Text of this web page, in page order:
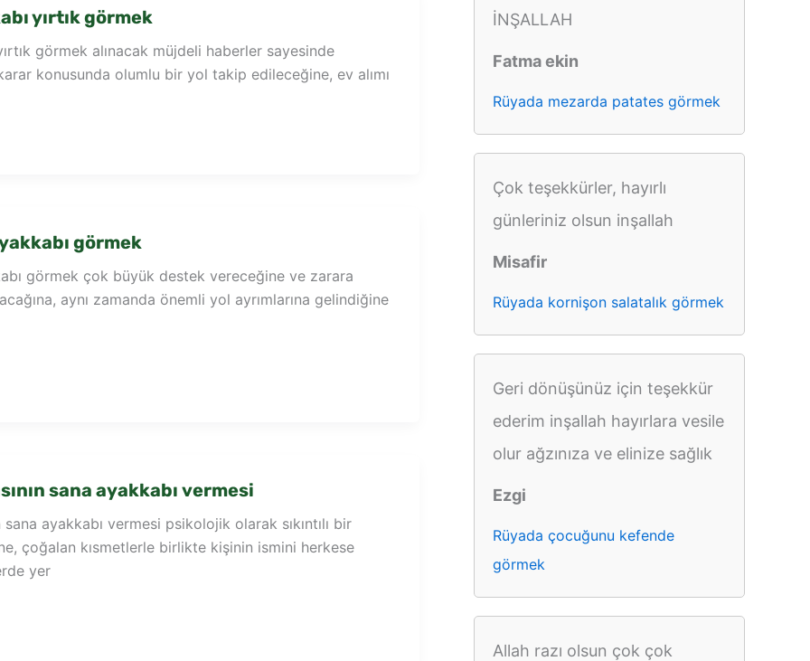
yırtık görmek
görmek alınacak müjdeli haberler sayesinde
konusunda olumlu bir yol takip edileceğine, ev alımı
görmek
görmek çok büyük destek vereceğine ve zarara
aynı zamanda önemli yol ayrımlarına gelindiğine
sana ayakkabı vermesi
sana ayakkabı vermesi psikolojik olarak sıkıntılı bir
çoğalan kısmetlerle birlikte kişinin ismini herkese
yer
İNŞALLAH
Fatma ekin
Rüyada mezarda patates görmek
Çok teşekkürler, hayırlı
günleriniz olsun inşallah
Misafir
Rüyada kornişon salatalık görmek
Geri dönüşünüz için teşekkür
ederim inşallah hayırlara vesile
olur ağzınıza ve elinize sağlık
Ezgi
Rüyada çocuğunu kefende
görmek
Allah razı olsun çok çok